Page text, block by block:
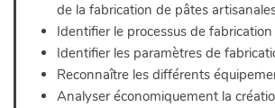
de la fabrication de pâtes
Identifier le processus de
Identifier les paramètres de
Reconnaître les différents
Analyser économiquement la